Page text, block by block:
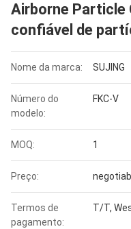
Airborne Particle
confiável de
Nome da marca: SUJING
Número do
modelo:
FKC-V
MOQ: 1
Preço:
Termos de
pagamento:
T/T,